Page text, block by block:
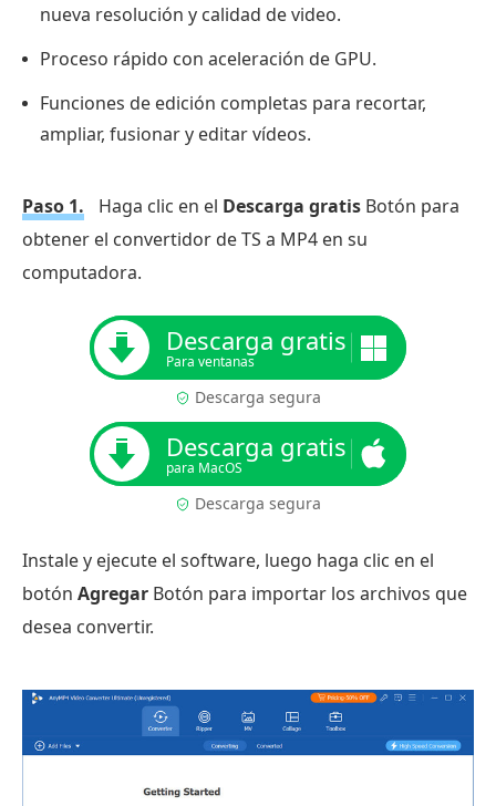
nueva resolución y calidad de video.
Proceso rápido con aceleración de GPU.
Funciones de edición completas para recortar,
ampliar, fusionar y editar vídeos.
Paso 1. Haga clic en el Descarga gratis Botón para
obtener el convertidor de TS a MP4 en su
computadora.
Descarga gratis
Para ventanas
Descarga segura
Descarga gratis
para MacOS
Descarga segura
Instale y ejecute el software, luego haga clic en el
botón Agregar Botón para importar los archivos que
desea convertir.